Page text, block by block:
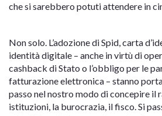
che si sarebbero potuti attendere in
Non solo. L’adozione di Spid, carta
identità digitale – anche in virtù di
cashback di Stato o l’obbligo per le
fatturazione elettronica – stanno
passo nel nostro modo di concepire il
istituzioni, la burocrazia, il fisco. Si